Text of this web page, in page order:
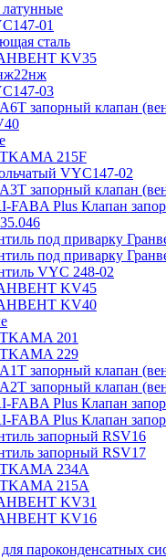
01
сталь
KV35
03
запорный клапан
215F
VYC147-02
запорный клапан
FABA Plus Клапан
под приварку
под приварку
VYC 248-02
KV45
KV40
201
229
запорный клапан
запорный клапан
FABA Plus Клапан
FABA Plus Клапан
запорный RSV16
запорный RSV17
234A
215A
KV31
KV16
пароконденсатных